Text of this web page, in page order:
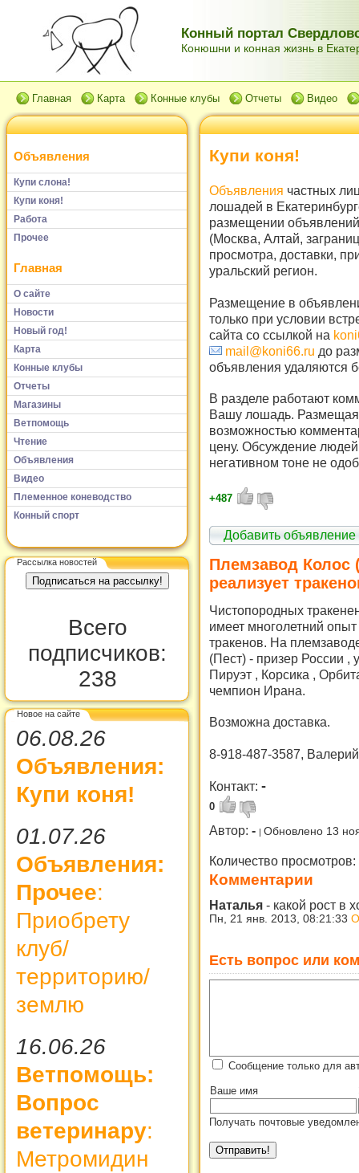
Конный портал
Конюшни и конная жизнь в
Главная Карта Конные клубы Отчеты Видео
Объявления
Купи слона!
Купи коня!
Работа
Прочее
Главная
О сайте
Новости
Новый год!
Карта
Конные клубы
Отчеты
Магазины
Ветпомощь
Чтение
Объявления
Видео
Племенное коневодство
Конный спорт
Рассылка новостей
Всего
подписчиков:
238
Новое на сайте
06.08.26
Объявления:
Купи коня!
01.07.26
Объявления:
Прочее:
Приобрету
клуб/
территорию/
землю
16.06.26
Ветпомощь:
Вопрос
ветеринару:
Метромидин
Купи коня!
Объявления частных
лошадей в
размещении
(Москва, Алтай,
просмотра, доставки,
уральский регион.
Размещение в
только при условии
сайта со ссылкой на
mail@koni66.ru до
объявления удаляются
В разделе работают
Вашу лошадь. Размещая
возможностью
цену. Обсуждение
негативном тоне не
+487
Добавить объявление
Племзавод Колос
реализует
Чистопородных
имеет многолетний
тракенов. На
(Пест) - призер России
Пируэт , Корсика ,
чемпион Ирана.
Возможна доставка.
8-918-487-3587,
Контакт: -
0
Автор: - Обновлено 13
Количество просмотров:
Комментарии
Наталья - какой рост в
Пн, 21 янв. 2013, 08:21:33
Есть вопрос или
Сообщение только для
Ваше имя
Получать почтовые